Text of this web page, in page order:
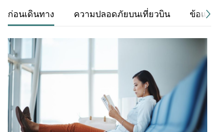
ก่อนเดินทาง ความปลอดภัยบนเที่ยวบิน ข้อแนะ